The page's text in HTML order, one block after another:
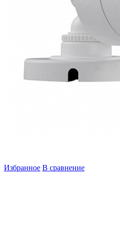
Избранное В сравнение